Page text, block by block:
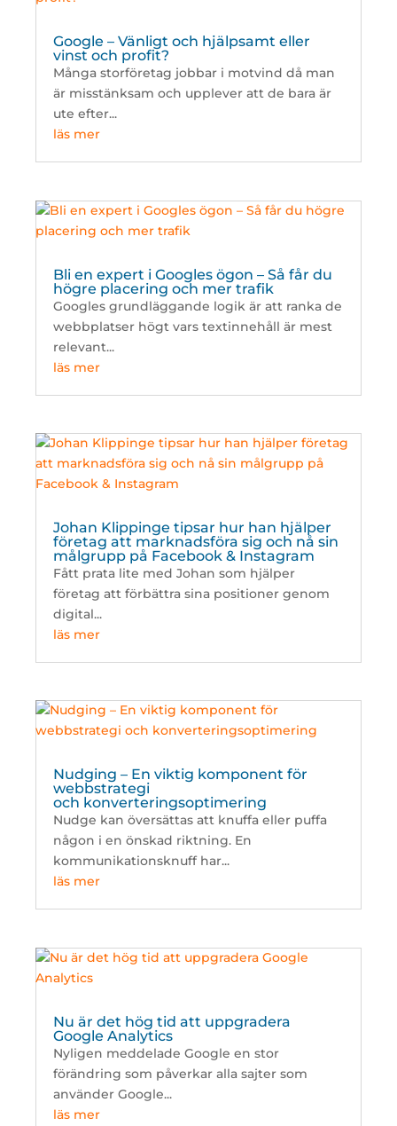
Google – Vänligt och hjälpsamt eller
vinst och profit?
Många storföretag jobbar i motvind då man
är misstänksam och upplever att de bara är
ute efter...
läs mer
Bli en expert i Googles ögon – Så får du
högre placering och mer trafik
Googles grundläggande logik är att ranka de
webbplatser högt vars textinnehåll är mest
relevant...
läs mer
Johan Klippinge tipsar hur han hjälper
företag att marknadsföra sig och nå sin
målgrupp på Facebook & Instagram
Fått prata lite med Johan som hjälper
företag att förbättra sina positioner genom
digital...
läs mer
Nudging – En viktig komponent för
webbstrategi
och konverteringsoptimering
Nudge kan översättas att knuffa eller puffa
någon i en önskad riktning. En
kommunikationsknuff har...
läs mer
Nu är det hög tid att uppgradera
Google Analytics
Nyligen meddelade Google en stor
förändring som påverkar alla sajter som
använder Google...
läs mer